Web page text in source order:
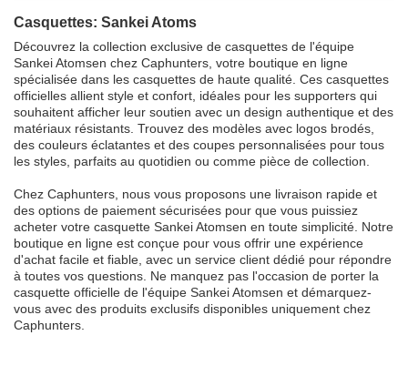
Casquettes: Sankei Atoms
Découvrez la collection exclusive de casquettes de l'équipe
Sankei Atomsen chez Caphunters, votre boutique en ligne
spécialisée dans les casquettes de haute qualité. Ces casquettes
officielles allient style et confort, idéales pour les supporters qui
souhaitent afficher leur soutien avec un design authentique et des
matériaux résistants. Trouvez des modèles avec logos brodés,
des couleurs éclatantes et des coupes personnalisées pour tous
les styles, parfaits au quotidien ou comme pièce de collection.
Chez Caphunters, nous vous proposons une livraison rapide et
des options de paiement sécurisées pour que vous puissiez
acheter votre casquette Sankei Atomsen en toute simplicité. Notre
boutique en ligne est conçue pour vous offrir une expérience
d'achat facile et fiable, avec un service client dédié pour répondre
à toutes vos questions. Ne manquez pas l'occasion de porter la
casquette officielle de l'équipe Sankei Atomsen et démarquez-
vous avec des produits exclusifs disponibles uniquement chez
Caphunters.